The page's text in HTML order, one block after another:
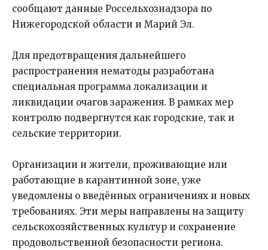
сообщают данные Россельхознадзора по
Нижегородской области и Марий Эл.
Для предотвращения дальнейшего
распространения нематоды разработана
специальная программа локализации и
ликвидации очагов заражения. В рамках мер
контролю подвергнутся как городские, так и
сельские территории.
Организации и жители, проживающие или
работающие в карантинной зоне, уже
уведомлены о введённых ограничениях и новых
требованиях. Эти меры направлены на защиту
сельскохозяйственных культур и сохранение
продовольственной безопасности региона.